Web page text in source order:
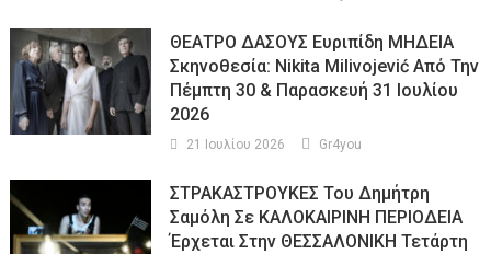
ΘΕΑΤΡΟ ΔΑΣΟΥΣ Ευριπίδη ΜΗΔΕΙΑ
Σκηνοθεσία: Nikita Milivojević Από Την
Πέμπτη 30 & Παρασκευή 31 Ιουλίου
2026
21 Ιουλίου 2026 Gr4you
ΣΤΡΑΚΑΣΤΡΟΥΚΕΣ Του Δημήτρη
Σαμόλη Σε ΚΑΛΟΚΑΙΡΙΝΗ ΠΕΡΙΟΔΕΙΑ
Έρχεται Στην ΘΕΣΣΑΛΟΝΙΚΗ Τετάρτη